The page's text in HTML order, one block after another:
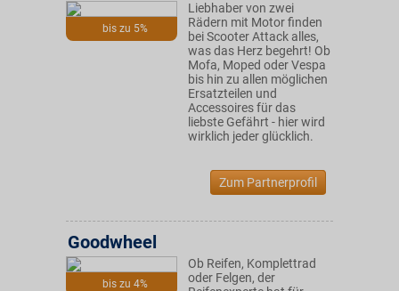
bis zu 5%
Liebhaber von zwei
Rädern mit Motor finden
bei Scooter Attack alles,
was das Herz begehrt! Ob
Mofa, Moped oder Vespa
bis hin zu allen möglichen
Ersatzteilen und
Accessoires für das
liebste Gefährt - hier wird
wirklich jeder glücklich.
Zum Partnerprofil
bis zu 4%
Goodwheel
Ob Reifen, Komplettrad
oder Felgen, der